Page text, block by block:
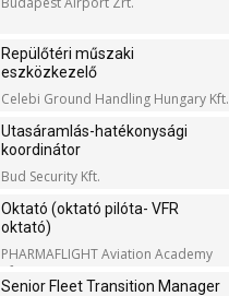
Repülőtéri műszaki
eszközkezelő
Celebi Ground Handling Hungary Kft.
Utasáramlás-hatékonysági
koordinátor
Bud Security Kft.
Oktató (oktató pilóta- VFR
oktató)
PHARMAFLIGHT Aviation Academy
Kft.
Senior Fleet Transition Manager